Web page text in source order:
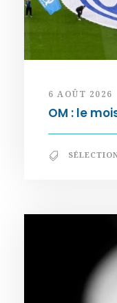
6 AOÛT 2026
OM : le